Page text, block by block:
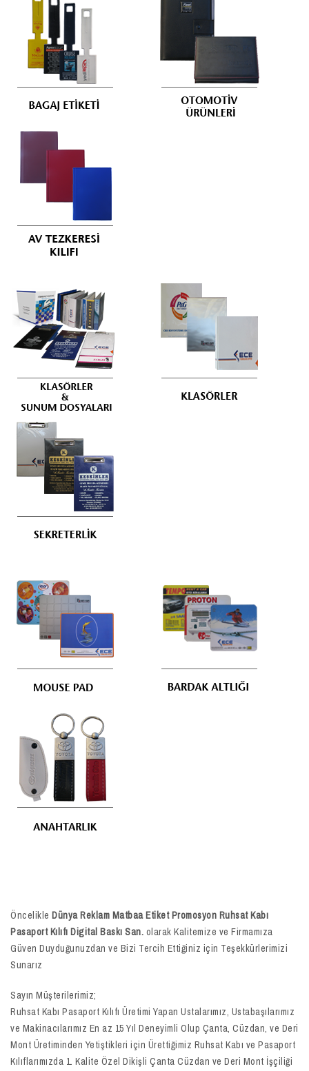
Öncelikle Dünya Reklam Matbaa Etiket Promosyon Ruhsat Kabı
Pasaport Kılıfı Digital Baskı San. olarak Kalitemize ve Firmamıza
Güven Duyduğunuzdan ve Bizi Tercih Ettiğiniz için Teşekkürlerimizi
Sunarız
Sayın Müşterilerimiz;
Ruhsat Kabı Pasaport Kılıfı Üretimi Yapan Ustalarımız, Ustabaşılarımız
ve Makinacılarımız En az 15 Yıl Deneyimli Olup Çanta, Cüzdan, ve Deri
Mont Üretiminden Yetiştikleri için Ürettiğimiz Ruhsat Kabı ve Pasaport
Kılıflarımızda 1. Kalite Özel Dikişli Çanta Cüzdan ve Deri Mont İşçiliği